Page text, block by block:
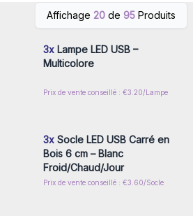
Affichage 20 de 95 Produits
vous pour accéder aux prix de
gros
3x Lampe LED USB –
Multicolore
Prix de vente conseillé : €3.20/Lampe
Connectez-vous ou inscrivez-
3x Socle LED USB Carré en
Bois 6 cm – Blanc
Froid/Chaud/Jour
Prix de vente conseillé : €3.60/Socle
Connectez-vous ou inscrivez-